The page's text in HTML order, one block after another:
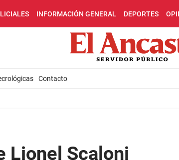
INFORMACIÓN GENERAL DEPORTES
Contacto
Lionel Scaloni